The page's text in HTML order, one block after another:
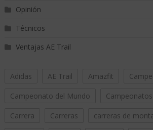
Opinión
Técnicos
Ventajas AE Trail
Adidas AE Trail Amazfit
Campeonato del Mundo Campeonatos
Carrera Carreras carreras de